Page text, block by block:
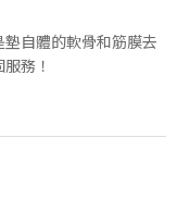
自體的軟骨和筋膜去
務！